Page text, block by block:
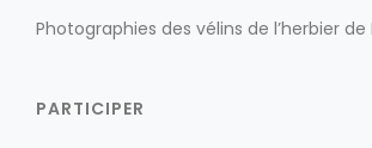
Photographies des vélins de l’herbier
PARTICIPER